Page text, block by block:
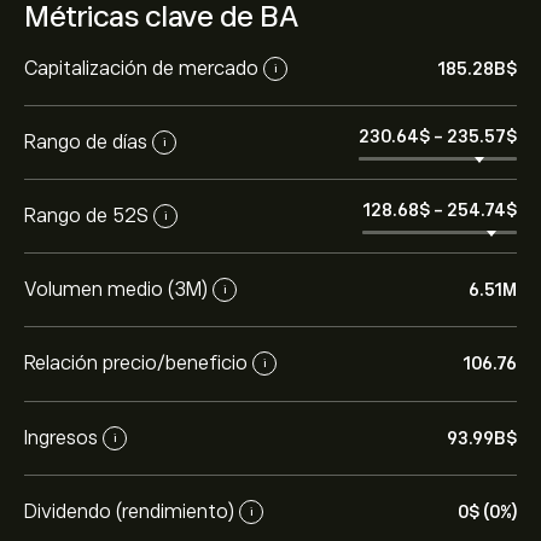
Métricas clave de BA
Capitalización de mercado i 185.28B‎$‎
Rango de días i 230.64‎$‎ - 235.57‎$‎
Rango de 52S i 128.68‎$‎ - 254.74‎$‎
Volumen medio (3M) i 6.51M
Relación precio/beneficio i 106.76
Ingresos i 93.99B‎$‎
Dividendo (rendimiento) i 0‎$‎ (0%)